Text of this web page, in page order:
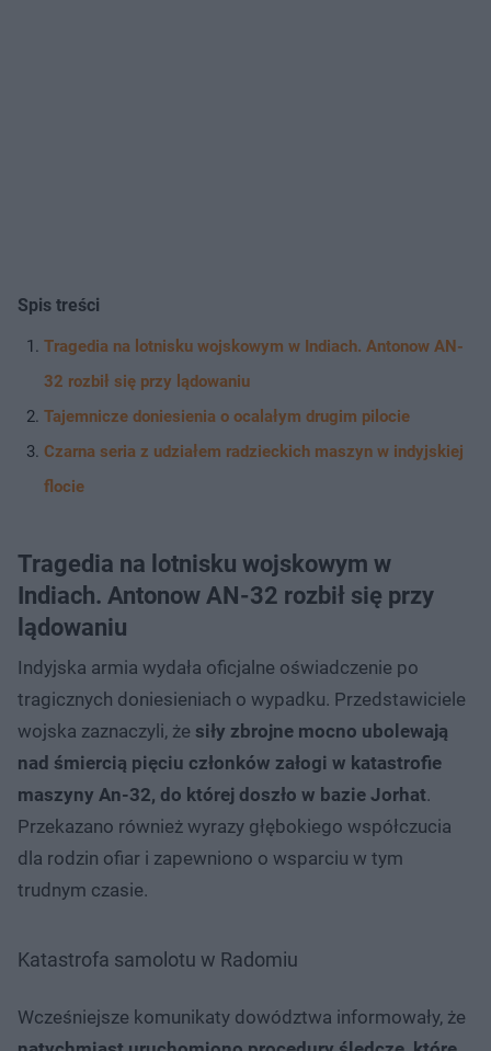
Spis treści
Tragedia na lotnisku wojskowym w Indiach. Antonow AN-
32 rozbił się przy lądowaniu
Tajemnicze doniesienia o ocalałym drugim pilocie
Czarna seria z udziałem radzieckich maszyn w indyjskiej
flocie
Tragedia na lotnisku wojskowym w
Indiach. Antonow AN-32 rozbił się przy
lądowaniu
Indyjska armia wydała oficjalne oświadczenie po
tragicznych doniesieniach o wypadku. Przedstawiciele
wojska zaznaczyli, że siły zbrojne mocno ubolewają
nad śmiercią pięciu członków załogi w katastrofie
maszyny An-32, do której doszło w bazie Jorhat.
Przekazano również wyrazy głębokiego współczucia
dla rodzin ofiar i zapewniono o wsparciu w tym
trudnym czasie.
Katastrofa samolotu w Radomiu
Wcześniejsze komunikaty dowództwa informowały, że